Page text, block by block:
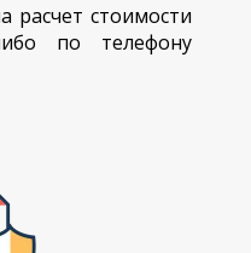
расчет стоимости
по телефону